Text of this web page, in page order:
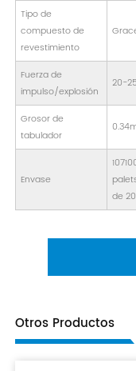
Tipo de
compuesto de
revestimiento
Fuerza de
impulso/explosión
20-
Grosor de
tabulador
Envase
de
Otros Productos